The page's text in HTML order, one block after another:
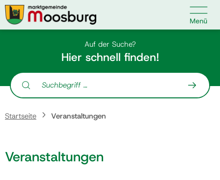
Kontakt 
Suche nach:
Startseite
Ihr Anliegen
Auf der Suche?
Hier schnell finden!
Suche nach:
Startseite Veranstaltungen
Veranstaltungen